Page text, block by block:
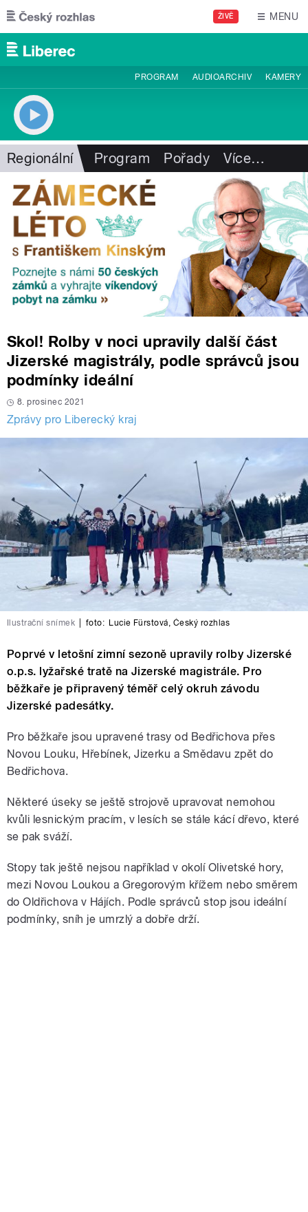
Přejít k hlavnímu obsahu
ŽIVĚ MENU
PROGRAM AUDIOARCHIV KAMERY
Regionální Program Pořady Více…
Skol! Rolby v noci upravily další část
Jizerské magistrály, podle správců jsou
podmínky ideální
8. prosinec 2021
Zprávy pro Liberecký kraj
Ilustrační snímek foto: Lucie Fürstová, Český rozhlas
Poprvé v letošní zimní sezoně upravily rolby Jizerské
o.p.s. lyžařské tratě na Jizerské magistrále. Pro
běžkaře je připravený téměř celý okruh závodu
Jizerské padesátky.
Pro běžkaře jsou upravené trasy od Bedřichova přes
Novou Louku, Hřebínek, Jizerku a Smědavu zpět do
Bedřichova.
Některé úseky se ještě strojově upravovat nemohou
kvůli lesnickým pracím, v lesích se stále kácí dřevo, které
se pak sváží.
Stopy tak ještě nejsou například v okolí Olivetské hory,
mezi Novou Loukou a Gregorovým křížem nebo směrem
do Oldřichova v Hájích. Podle správců stop jsou ideální
podmínky, sníh je umrzlý a dobře drží.